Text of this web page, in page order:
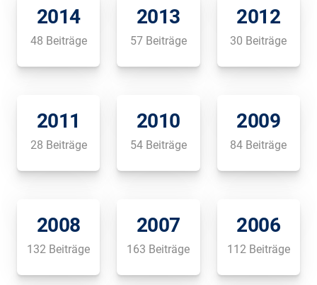
2014
48 Beiträge
2013
57 Beiträge
2012
30 Beiträge
2011
28 Beiträge
2010
54 Beiträge
2009
84 Beiträge
2008
132 Beiträge
2007
163 Beiträge
2006
112 Beiträge